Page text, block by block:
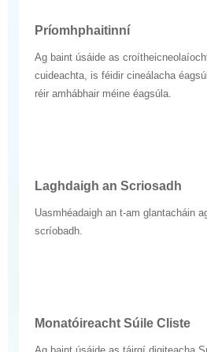
Príomhphaitinní
Ag baint úsáide as
cuideachta, is féidir cineálacha
réir amhábhair méine éagsúla.
Laghdaigh an Scriosadh
Uasmhéadaigh an t-am glantacháin
scríobadh.
Monatóireacht Súile Cliste